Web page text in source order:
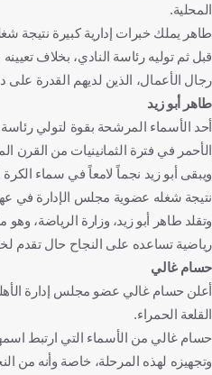
المحلية.
طاهر يملك خبرات إدارية كبيرة نتيجة
قبل ثم توليه رئاسة النادي، بخلاف
رجال الأعمال، الذين لديهم القدرة على
طاهر أبو زيد
أحد الأسماء المرشحة بقوة لتولي
الأحمر في فترة الثمانينيات من القرن
ويبقى أبو زيد نجماً لامعاً في سماء
نتيجة شغله عضوية مجلس الإدارة في
وتقلد طاهر أبو زيد، وزارة الرياضة،
رياضية تساعده على النجاح حال تقدم
حسام غالي
أعلن حسام غالي عضو مجلس إدارة
القلعة الحمراء.
حسام غالي من الأسماء التي ارتبط
وتجهيزه لهذه المرحلة، خاصة وأنه من